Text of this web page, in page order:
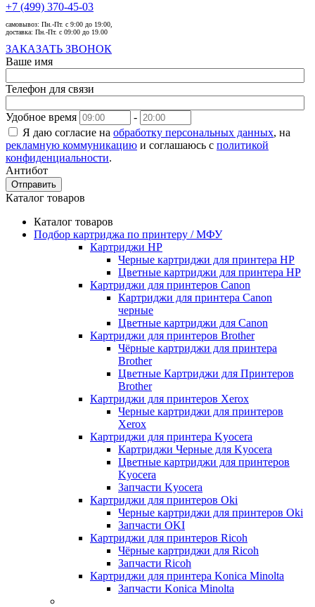
+7 (499) 370-45-03
самовывоз: Пн.-Пт. с 9:00 до 19:00,
доставка: Пн.-Пт. с 09:00 до 19.00
ЗАКАЗАТЬ ЗВОНОК
Ваше имя
Телефон для связи
Удобное время
-
Я даю согласие на обработку персональных данных, на
рекламную коммуникацию и соглашаюсь с политикой
конфиденциальности.
Антибот
Отправить
Каталог товаров
Каталог товаров
Подбор картриджа по принтеру / МФУ
Картриджи HP
Черные картриджи для принтера HP
Цветные картриджи для принтера HP
Картриджи для принтеров Сanon
Картриджи для принтера Сanon
черные
Цветные картриджи для Сanon
Картриджи для принтеров Brother
Чёрные картриджи для принтера
Brother
Цветные Картриджи для Принтеров
Brother
Картриджи для принтеров Xerox
Черные картриджи для принтеров
Xerox
Картриджи для принтера Kyocera
Картриджи Черные для Kyocera
Цветные картриджи для принтеров
Kyocera
Запчасти Kyocera
Картриджи для принтеров Oki
Черные картриджи для принтеров Oki
Запчасти OKI
Картриджи для принтеров Ricoh
Чёрные картриджи для Ricoh
Запчасти Ricoh
Картриджи для принтера Konica Minolta
Запчасти Koniсa Minolta